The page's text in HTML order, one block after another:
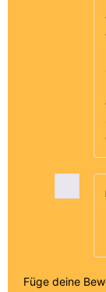
Füge deine